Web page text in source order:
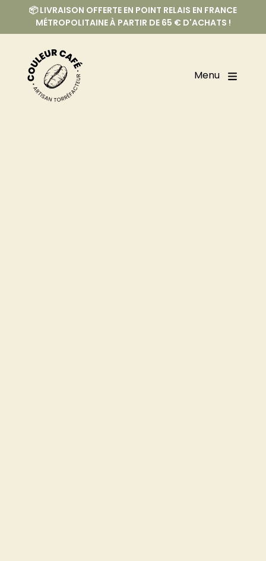
📦 LIVRAISON OFFERTE EN POINT RELAIS EN FRANCE
MÉTROPOLITAINE À PARTIR DE 65 € D'ACHATS !
Menu